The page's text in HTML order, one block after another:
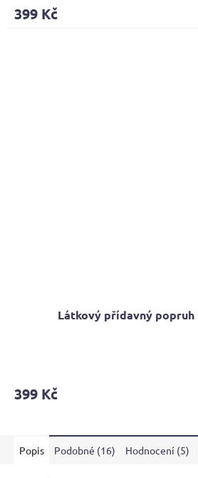
399 Kč
Látkový přídavný popruh
399 Kč
Popis Podobné (16) Hodnocení (5)